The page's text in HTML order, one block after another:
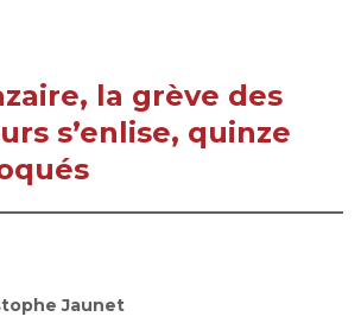
la grève des
s’enlise, quinze
Jaunet